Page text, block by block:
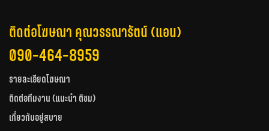
ติดต่อโฆษณา คุณวรรณารัตน์ (แอน)
090-464-8959
รายละเอียดโฆษณา
ติดต่อทีมงาน (แนะนำ ติชม)
เกี่ยวกับอยู่สบาย